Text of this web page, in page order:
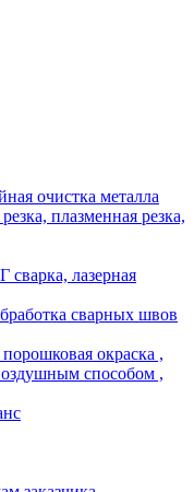
очистка металла
плазменная резка,
лазерная
сварных швов
окраска ,
способом ,